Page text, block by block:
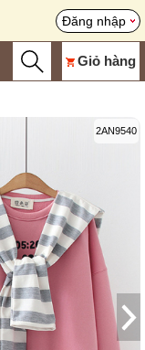
Đăng nhập
Giỏ hàng
2AN9540